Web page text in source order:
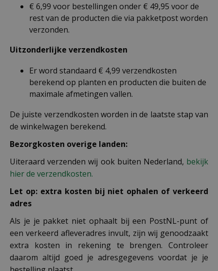
€ 6,99 voor bestellingen onder € 49,95 voor de
rest van de producten die via pakketpost worden
verzonden.
Uitzonderlijke verzendkosten
Er word standaard € 4,99 verzendkosten
berekend op planten en producten die buiten de
maximale afmetingen vallen.
De juiste verzendkosten worden in de laatste stap van
de winkelwagen berekend.
Bezorgkosten overige landen:
Uiteraard verzenden wij ook buiten Nederland, bekijk
hier de verzendkosten.
Let op: extra kosten bij niet ophalen of verkeerd
adres
Als je je pakket niet ophaalt bij een PostNL-punt of
een verkeerd afleveradres invult, zijn wij genoodzaakt
extra kosten in rekening te brengen. Controleer
daarom altijd goed je adresgegevens voordat je je